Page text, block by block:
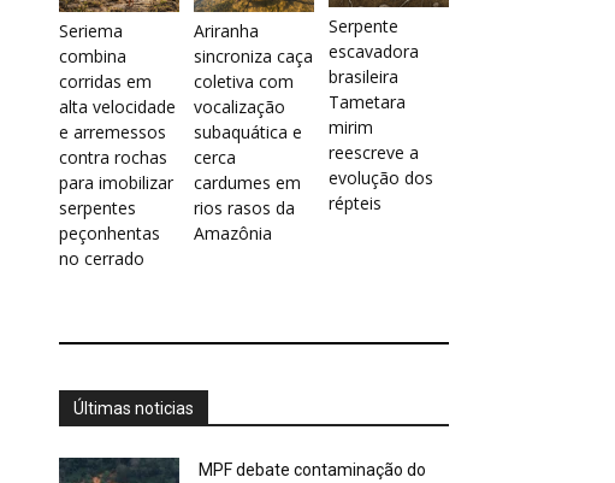
Seriema
combina
corridas em
alta velocidade
e arremessos
contra rochas
para imobilizar
serpentes
peçonhentas
no cerrado
Ariranha
sincroniza caça
coletiva com
vocalização
subaquática e
cerca
cardumes em
rios rasos da
Amazônia
Serpente
escavadora
brasileira
Tametara
mirim
reescreve a
evolução dos
répteis
Últimas noticias
MPF debate contaminação do